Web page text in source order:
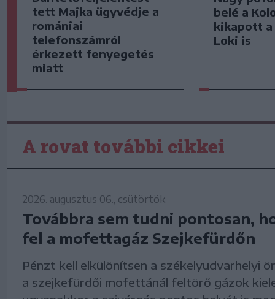
tett Majka ügyvédje a
romániai
telefonszámról
érkezett fenyegetés
miatt
belé a
kikapott a
Loki is
A rovat további cikkei
2026. augusztus 06., csütörtök
Továbbra sem tudni pontosan,
fel a mofettagáz Szejkefürdőn
Pénzt kell elkülönítsen a székelyudvarhelyi
a szejkefürdői mofettánál feltörő gázok